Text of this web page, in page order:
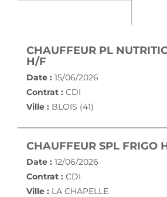
CHAUFFEUR PL
H/F
Date : 15/06/2026
Contrat : CDI
Ville : BLOIS (41)
CHAUFFEUR SPL FRIGO
Date : 12/06/2026
Contrat : CDI
Ville : LA CHAPELLE